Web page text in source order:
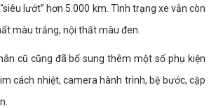
lướt” hơn 5.000 km. Tình trạng xe vẫn còn
màu trắng, nội thất màu đen.
cũ cũng đã bổ sung thêm một số phụ kiện
cách nhiệt, camera hành trình, bệ bước, cặp